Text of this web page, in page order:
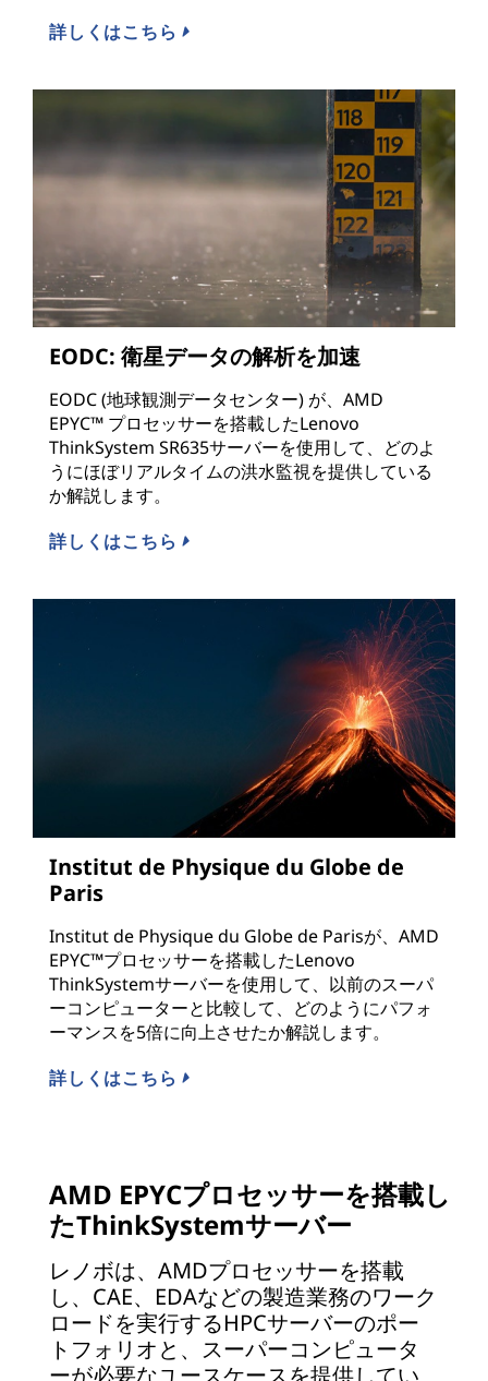
詳しくはこちら
EODC: 衛星データの解析を加速
EODC (地球観測データセンター) が、AMD
EPYC™ プロセッサーを搭載したLenovo
ThinkSystem SR635サーバーを使用して、どのよ
うにほぼリアルタイムの洪水監視を提供している
か解説します。
詳しくはこちら
Institut de Physique du Globe de
Paris
Institut de Physique du Globe de Parisが、AMD
EPYC™プロセッサーを搭載したLenovo
ThinkSystemサーバーを使用して、以前のスーパ
ーコンピューターと比較して、どのようにパフォ
ーマンスを5倍に向上させたか解説します。
詳しくはこちら
AMD EPYCプロセッサーを搭載し
たThinkSystemサーバー
レノボは、AMDプロセッサーを搭載
し、CAE、EDAなどの製造業務のワーク
ロードを実行するHPCサーバーのポー
トフォリオと、スーパーコンピュータ
ーが必要なユースケースを提供してい